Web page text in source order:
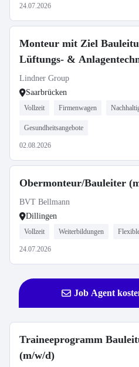
24.07.2026
Monteur mit Ziel
Lüftungs- &
Lindner Group
Saarbrücken
Vollzeit Firmenwagen
Gesundheitsangebote
02.08.2026
Obermonteur/Bauleiter
BVT Bellmann
Dillingen
Vollzeit Weiterbildungen
24.07.2026
Job Agent
Traineeprogramm
(m/w/d)